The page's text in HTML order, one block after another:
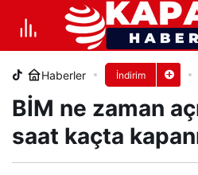
Haberler İndirim
BİM ne zaman
saat kaçta
BİM ne zaman
kaçta kapanıyor?
0